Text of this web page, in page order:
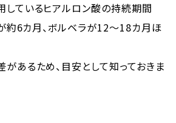
ているヒアルロン酸の持続期間
約6カ月、ボルベラが12～18カ月ほ
あるため、目安として知っておきま